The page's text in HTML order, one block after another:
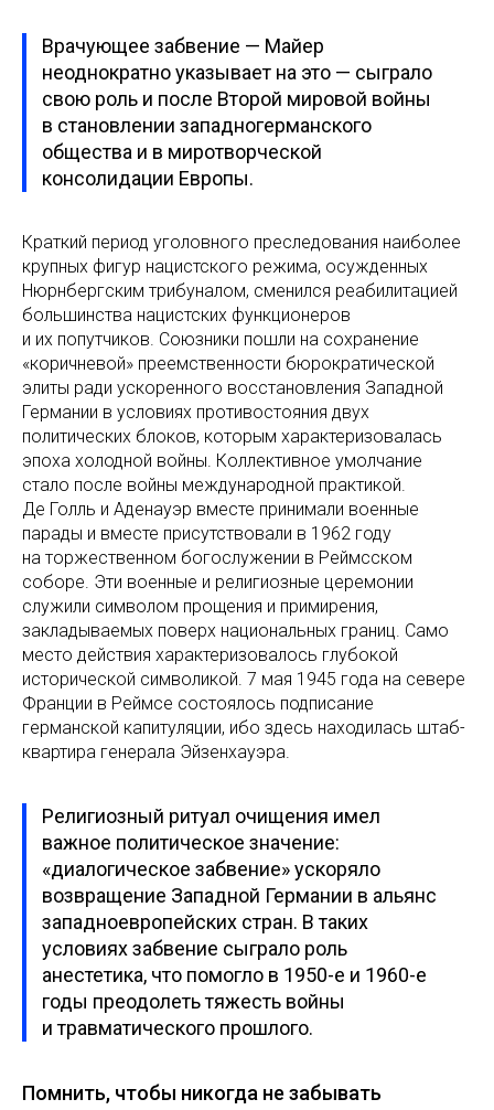
Врачующее забвение — Майер
неоднократно указывает на это — сыграло
свою роль и после Второй мировой войны
в становлении западногерманского
общества и в миротворческой
консолидации Европы.
Краткий период уголовного преследования наиболее
крупных фигур нацистского режима, осужденных
Нюрнбергским трибуналом, сменился реабилитацией
большинства нацистских функционеров
и их попутчиков. Союзники пошли на сохранение
«коричневой» преемственности бюрократической
элиты ради ускоренного восстановления Западной
Германии в условиях противостояния двух
политических блоков, которым характеризовалась
эпоха холодной войны. Коллективное умолчание
стало после войны международной практикой.
Де Голль и Аденауэр вместе принимали военные
парады и вместе присутствовали в 1962 году
на торжественном богослужении в Реймсском
соборе. Эти военные и религиозные церемонии
служили символом прощения и примирения,
закладываемых поверх национальных границ. Само
место действия характеризовалось глубокой
исторической символикой. 7 мая 1945 года на севере
Франции в Реймсе состоялось подписание
германской капитуляции, ибо здесь находилась штаб-
квартира генерала Эйзенхауэра.
Религиозный ритуал очищения имел
важное политическое значение:
«диалогическое забвение» ускоряло
возвращение Западной Германии в альянс
западноевропейских стран. В таких
условиях забвение сыграло роль
анестетика, что помогло в 1950-е и 1960-е
годы преодолеть тяжесть войны
и травматического прошлого.
Помнить, чтобы никогда не забывать